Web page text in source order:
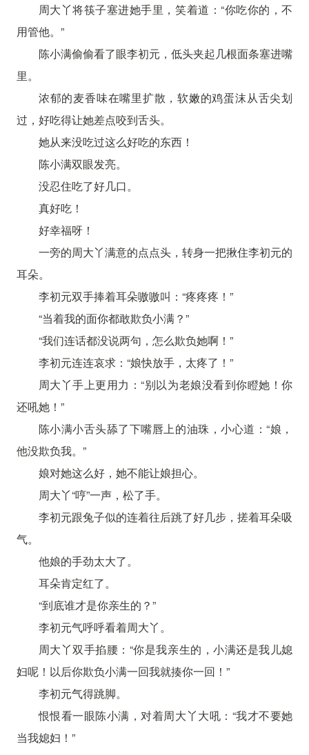
周大丫将筷子塞进她手里，笑着道：“你吃你的，不
用管他。”
陈小满偷偷看了眼李初元，低头夹起几根面条塞进嘴
里。
浓郁的麦香味在嘴里扩散，软嫩的鸡蛋沫从舌尖划
过，好吃得让她差点咬到舌头。
她从来没吃过这么好吃的东西！
陈小满双眼发亮。
没忍住吃了好几口。
真好吃！
好幸福呀！
一旁的周大丫满意的点点头，转身一把揪住李初元的
耳朵。
李初元双手捧着耳朵嗷嗷叫：“疼疼疼！”
“当着我的面你都敢欺负小满？”
“我们连话都没说两句，怎么欺负她啊！”
李初元连连哀求：“娘快放手，太疼了！”
周大丫手上更用力：“别以为老娘没看到你瞪她！你
还吼她！”
陈小满小舌头舔了下嘴唇上的油珠，小心道：“娘，
他没欺负我。”
娘对她这么好，她不能让娘担心。
周大丫“哼”一声，松了手。
李初元跟兔子似的连着往后跳了好几步，搓着耳朵吸
气。
他娘的手劲太大了。
耳朵肯定红了。
“到底谁才是你亲生的？”
李初元气呼呼看着周大丫。
周大丫双手掐腰：“你是我亲生的，小满还是我儿媳
妇呢！以后你欺负小满一回我就揍你一回！”
李初元气得跳脚。
恨恨看一眼陈小满，对着周大丫大吼：“我才不要她
当我媳妇！”